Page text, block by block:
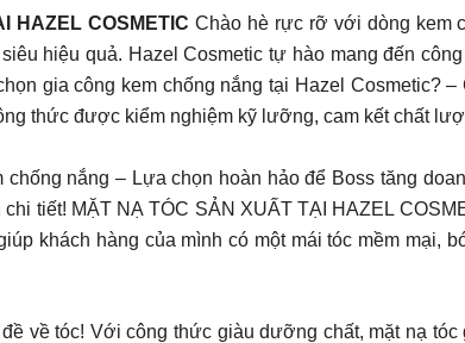
HAZEL COSMETIC Chào hè rực rỡ với dòng kem
hiệu quả. Hazel Cosmetic tự hào mang đến
gia công kem chống nắng tại Hazel Cosmetic?
thức được kiểm nghiệm kỹ lưỡng, cam kết chất
nắng – Lựa chọn hoàn hảo để Boss tăng
tiết! MẶT NẠ TÓC SẢN XUẤT TẠI HAZEL
khách hàng của mình có một mái tóc mềm mại,
về tóc! Với công thức giàu dưỡng chất, mặt nạ